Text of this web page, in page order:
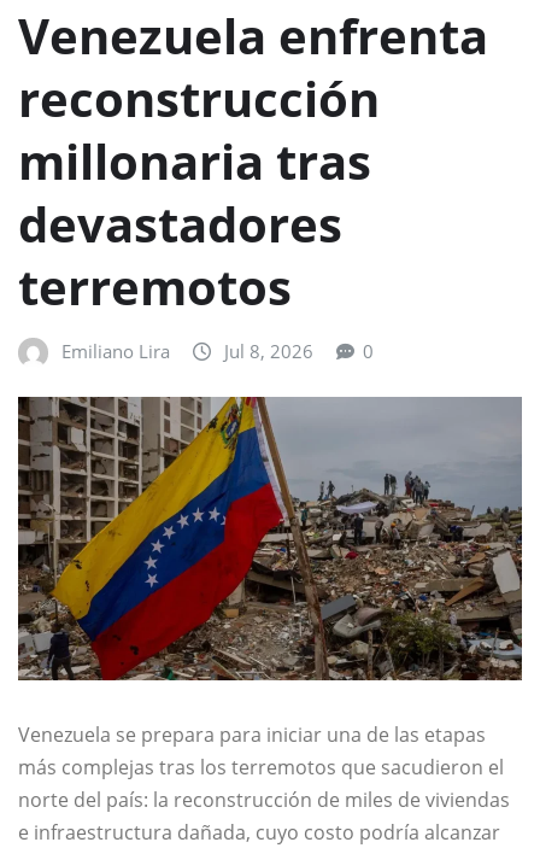
Venezuela enfrenta
reconstrucción
millonaria tras
devastadores
terremotos
Emiliano Lira Jul 8, 2026 0
Venezuela se prepara para iniciar una de las etapas
más complejas tras los terremotos que sacudieron el
norte del país: la reconstrucción de miles de viviendas
e infraestructura dañada, cuyo costo podría alcanzar